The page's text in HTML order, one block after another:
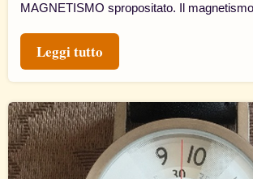
MAGNETISMO spropositato. Il
Leggi tutto